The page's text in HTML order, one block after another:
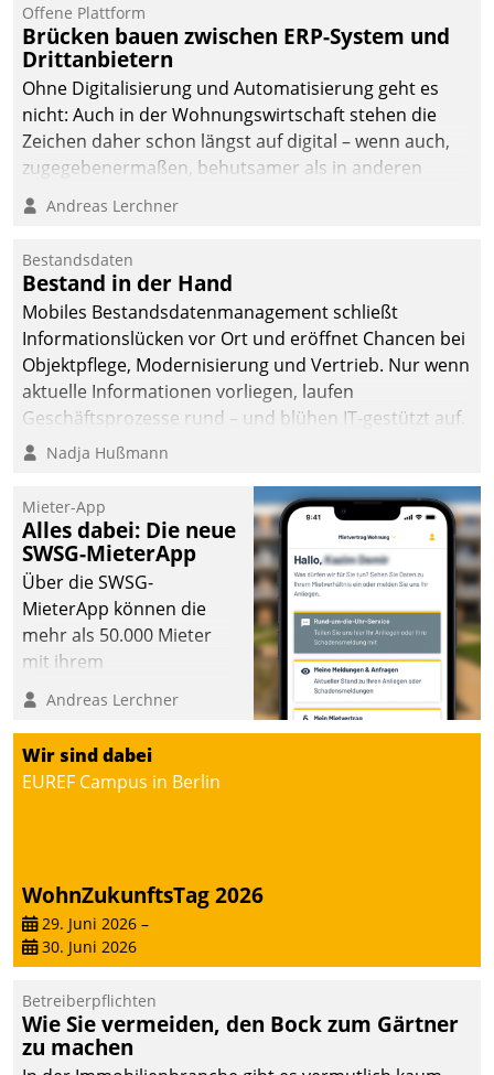
Offene Plattform
Brücken bauen zwischen ERP-System und
Drittanbietern
Ohne Digitalisierung und Automatisierung geht es
nicht: Auch in der Wohnungswirtschaft stehen die
Zeichen daher schon längst auf digital – wenn auch,
zugegebenermaßen, behutsamer als in anderen
Branchen.
Andreas Lerchner
Bestandsdaten
Bestand in der Hand
Mobiles Bestandsdatenmanagement schließt
Informationslücken vor Ort und eröffnet Chancen bei
Objektpflege, Modernisierung und Vertrieb. Nur wenn
aktuelle Informationen vorliegen, laufen
Geschäftsprozesse rund – und blühen IT-gestützt auf.
Nadja Hußmann
Mieter-App
Alles dabei: Die neue
SWSG-MieterApp
Über die SWSG-
MieterApp können die
mehr als 50.000 Mieter
mit ihrem
Wohnungsunternehmen
kommunizieren, auf dem
Laufenden bleiben, Daten
einsehen und ändern
oder
Andreas Lerchner
Wir sind dabei
EUREF Campus in Berlin
WohnZukunftsTag 2026
29. Juni 2026 –
30. Juni 2026
Betreiberpflichten
Wie Sie vermeiden, den Bock zum Gärtner
zu machen